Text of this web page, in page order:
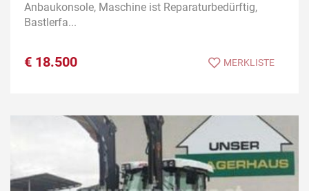
Anbaukonsole, Maschine ist Reparaturbedürftig,
Bastlerfa...
€ 18.500 MERKLISTE